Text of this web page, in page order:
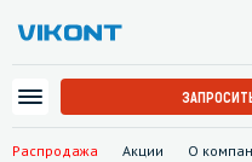
Распродажа Акции О